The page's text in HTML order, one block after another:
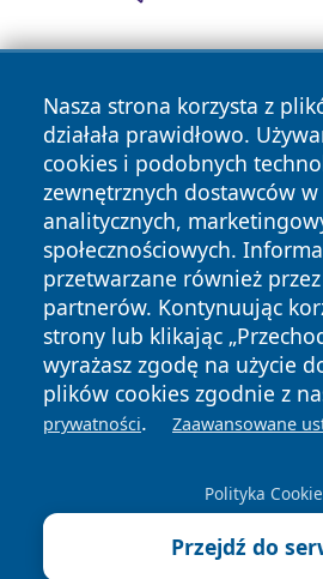
Nasza strona korzysta z
działała prawidłowo.
cookies i podobnych
zewnętrznych dostawców w
analitycznych,
społecznościowych.
przetwarzane również
partnerów. Kontynuując
strony lub klikając
wyrażasz zgodę na użycie
plików cookies zgodnie z
prywatności. Zaawansowane
Polityka
Przejdź do
Copyright © 2026 raciborski24.pl
zastrzeżone.
News Autorzy
Polityka
Prywatności